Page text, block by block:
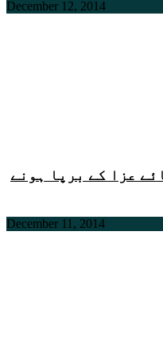
December 12, 2014
عزا کے برپا ہونے
December 11, 2014